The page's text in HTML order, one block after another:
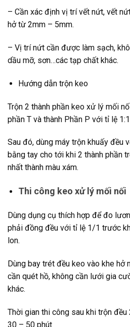
– Cần xác định vị trí vết nứt, vết
hở từ 2mm – 5mm.
– Vị trí nứt cần được làm sạch,
dầu mỡ, sơn…các tạp chất khác.
Hướng dẫn trộn keo
Trộn 2 thành phần keo xử lý mối
phần T và thành Phần P với tỉ lệ
Sau đó, dùng máy trộn khuấy đều
bằng tay cho tới khi 2 thành phần
nhất thành màu xám.
Thi công keo xử lý mối nối
Dùng dụng cụ thích hợp để đo
phải đồng đều với tỉ lệ 1/1 trước
lon.
Dùng bay trét đều keo vào khe hở
cần quét hồ, không cần lưới gia
khác.
Thời gian thi công sau khi trộn
30 – 50 phút